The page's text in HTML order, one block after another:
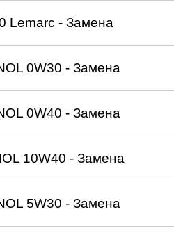
Lemarc - Замена
0W30 - Замена
0W40 - Замена
10W40 - Замена
5W30 - Замена